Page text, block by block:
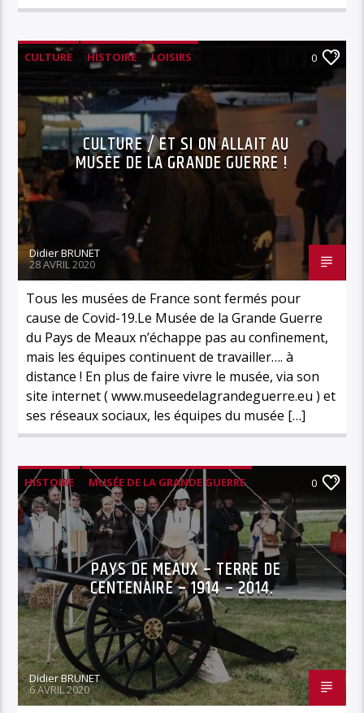
CULTURE HISTOIRE
LOISIRS
MUSÉE DE LA GRANDE GUERRE
TOURISME
0
CULTURE / ET SI ON ALLAIT AU
MUSÉE DE LA GRANDE GUERRE !
Didier BRUNET
28 AVRIL 2020
Tous les musées de France sont fermés pour
cause de Covid-19.Le Musée de la Grande Guerre
du Pays de Meaux n’échappe pas au confinement,
mais les équipes continuent de travailler…. à
distance ! En plus de faire vivre le musée, via son
site internet ( www.museedelagrandeguerre.eu ) et
ses réseaux sociaux, les équipes du musée […]
HISTOIRE MUSÉE DE LA GRANDE GUERRE 0
PAYS DE MEAUX – TERRE DE
CENTENAIRE – 1914 – 2014.
Didier BRUNET
6 AVRIL 2020